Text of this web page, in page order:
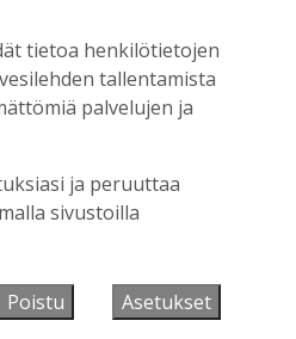
vahvalla
mitalitavoittein nuorten
SM-kisoihin
28.7.2026 11:03
tietoa henkilötietojen
tallentamista
palvelujen ja
ja peruuttaa
sivustoilla
Poistu Asetukset